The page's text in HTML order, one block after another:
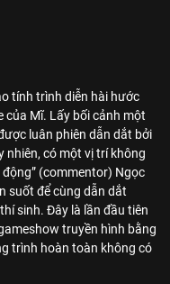
tính trình diễn hài hước
Mĩ. Lấy bối cảnh một
luân phiên dẫn dắt bởi
nhiên, có một vị trí không
(commentor) Ngọc
suốt để cùng dẫn dắt
sinh. Đây là lần đầu tiên
truyền hình bằng
trình hoàn toàn không có